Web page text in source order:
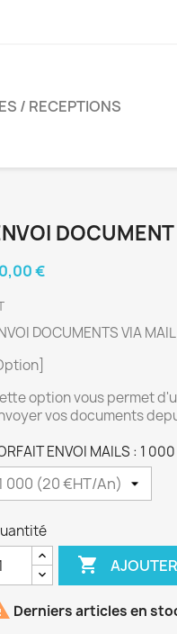
/ RECEPTIONS
€
DOCUMENTS VIA
option vous permet
vos documents
ENVOI MAILS : 1

Derniers articles en